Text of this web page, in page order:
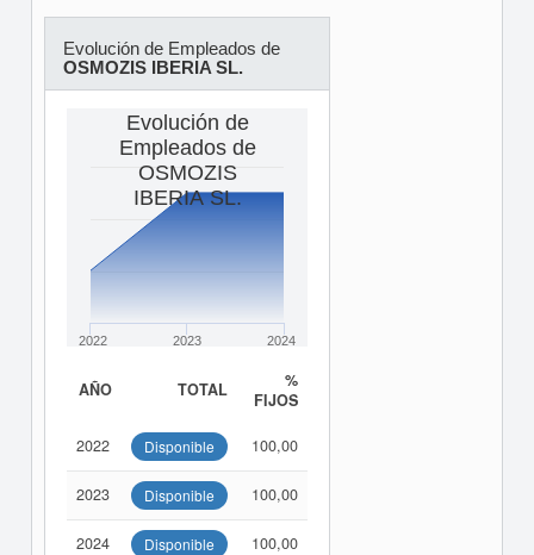
Evolución de Empleados de
OSMOZIS IBERIA SL.
Evolución de
Empleados de
OSMOZIS
IBERIA SL.
2022 2023 2024
AÑO TOTAL
%
FIJOS
2022 Disponible 100,00
2023 Disponible 100,00
2024 Disponible 100,00